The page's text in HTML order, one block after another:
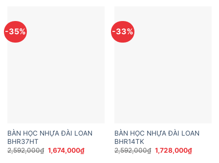
-35%
BÀN HỌC NHỰA ĐÀI LOAN
BHR37HT
2,592,000₫ Giá
gốc
1,674,000₫Giá
hiện
-33%
BÀN HỌC NHỰA ĐÀI LOAN
BHR14TK
2,592,000₫ Giá
gốc
1,728,000₫Giá
hiện